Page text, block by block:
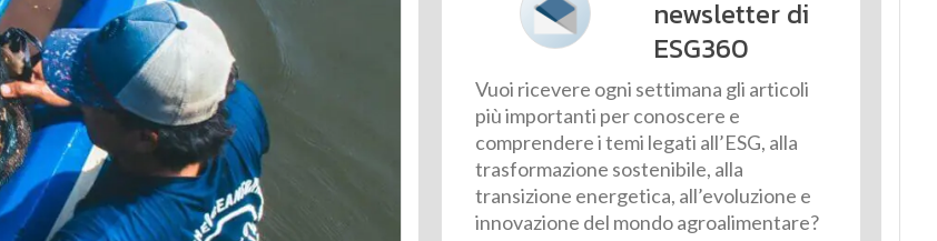
newsletter di
ESG360
Vuoi ricevere ogni settimana gli articoli
più importanti per conoscere e
comprendere i temi legati all’ESG, alla
trasformazione sostenibile, alla
transizione energetica, all’evoluzione e
innovazione del mondo agroalimentare?